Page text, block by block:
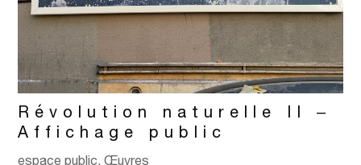
Révolution naturelle II –
Affichage public
espace public,Œuvres